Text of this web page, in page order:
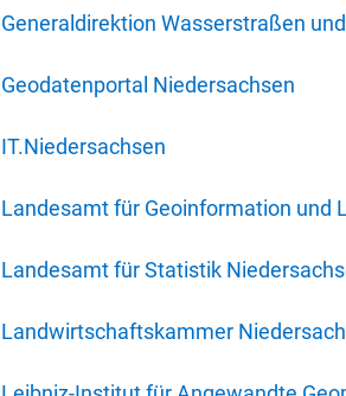
Generaldirektion Wasserstraßen
Geodatenportal Niedersachsen
IT.Niedersachsen
Landesamt für Geoinformation und
Landesamt für Statistik
Landwirtschaftskammer